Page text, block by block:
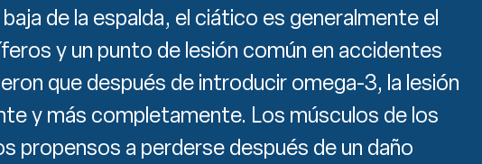
de la espalda, el ciático es generalmente el
y un punto de lesión común en accidentes
que después de introducir omega-3, la lesión
y más completamente. Los músculos de los
propensos a perderse después de un daño